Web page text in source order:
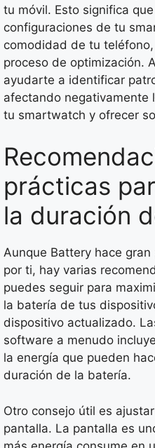
tu móvil. Esto significa
configuraciones de tu
comodidad de tu
proceso de optimización.
ayudarte a identificar
afectando negativamente
tu smartwatch y ofrecer
prácticas
la duración
Aunque Battery hace
por ti, hay varias
puedes seguir para
la batería de tus
dispositivo actualizado.
software a menudo
la energía que pueden
duración de la batería.
Otro consejo útil es
pantalla. La pantalla es